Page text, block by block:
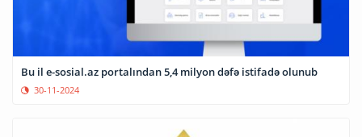
Bu il e-sosial.az portalından 5,4 milyon dəfə istifadə olunub
30-11-2024